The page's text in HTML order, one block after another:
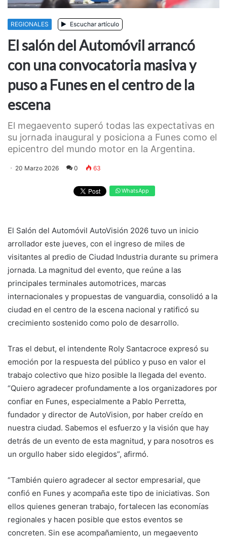
REGIONALES Escuchar artículo
El salón del Automóvil arrancó
con una convocatoria masiva y
puso a Funes en el centro de la
escena
El megaevento superó todas las expectativas en
su jornada inaugural y posiciona a Funes como el
epicentro del mundo motor en la Argentina.
20 Marzo 2026 0 63
WhatsApp
El Salón del Automóvil AutoVisión 2026 tuvo un inicio
arrollador este jueves, con el ingreso de miles de
visitantes al predio de Ciudad Industria durante su primera
jornada. La magnitud del evento, que reúne a las
principales terminales automotrices, marcas
internacionales y propuestas de vanguardia, consolidó a la
ciudad en el centro de la escena nacional y ratificó su
crecimiento sostenido como polo de desarrollo.
Tras el debut, el intendente Roly Santacroce expresó su
emoción por la respuesta del público y puso en valor el
trabajo colectivo que hizo posible la llegada del evento.
“Quiero agradecer profundamente a los organizadores por
confiar en Funes, especialmente a Pablo Perretta,
fundador y director de AutoVision, por haber creído en
nuestra ciudad. Sabemos el esfuerzo y la visión que hay
detrás de un evento de esta magnitud, y para nosotros es
un orgullo haber sido elegidos”, afirmó.
“También quiero agradecer al sector empresarial, que
confió en Funes y acompaña este tipo de iniciativas. Son
ellos quienes generan trabajo, fortalecen las economías
regionales y hacen posible que estos eventos se
concreten. Sin ese acompañamiento, un megaevento